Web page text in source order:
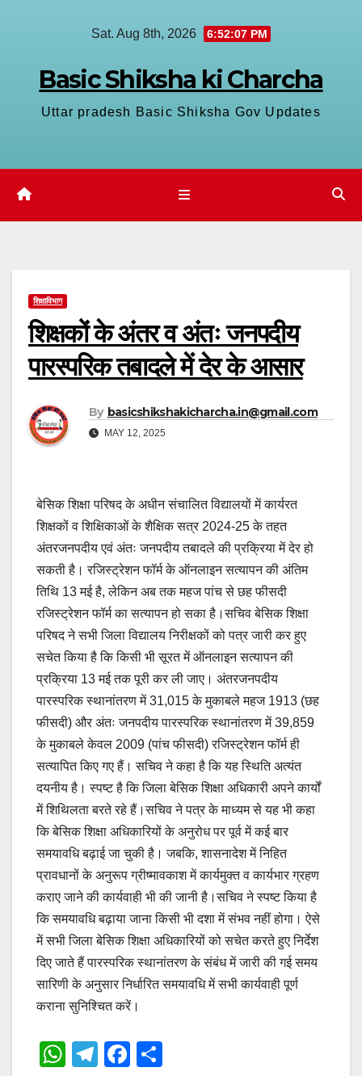
Sat. Aug 8th, 2026 6:52:08 PM
Basic Shiksha ki Charcha
Uttar pradesh Basic Shiksha Gov Updates
शिक्षाविभाग
शिक्षकों के अंतर व अंतः जनपदीय
पारस्परिक तबादले में देर के आसार
By basicshikshakicharcha.in@gmail.com
MAY 12, 2025
बेसिक शिक्षा परिषद के अधीन संचालित विद्यालयों में कार्यरत
शिक्षकों व शिक्षिकाओं के शैक्षिक सत्र 2024-25 के तहत
अंतरजनपदीय एवं अंतः जनपदीय तबादले की प्रक्रिया में देर हो
सकती है। रजिस्ट्रेशन फॉर्म के ऑनलाइन सत्यापन की अंतिम
तिथि 13 मई है, लेकिन अब तक महज पांच से छह फीसदी
रजिस्ट्रेशन फॉर्म का सत्यापन हो सका है।सचिव बेसिक शिक्षा
परिषद ने सभी जिला विद्यालय निरीक्षकों को पत्र जारी कर हुए
सचेत किया है कि किसी भी सूरत में ऑनलाइन सत्यापन की
प्रक्रिया 13 मई तक पूरी कर ली जाए। अंतरजनपदीय
पारस्परिक स्थानांतरण में 31,015 के मुकाबले महज 1913 (छह
फीसदी) और अंतः जनपदीय पारस्परिक स्थानांतरण में 39,859
के मुकाबले केवल 2009 (पांच फीसदी) रजिस्ट्रेशन फॉर्म ही
सत्यापित किए गए हैं। सचिव ने कहा है कि यह स्थिति अत्यंत
दयनीय है। स्पष्ट है कि जिला बेसिक शिक्षा अधिकारी अपने कार्यों
में शिथिलता बरते रहे हैं।सचिव ने पत्र के माध्यम से यह भी कहा
कि बेसिक शिक्षा अधिकारियों के अनुरोध पर पूर्व में कई बार
समयावधि बढ़ाई जा चुकी है। जबकि, शासनादेश में निहित
प्रावधानों के अनुरूप ग्रीष्मावकाश में कार्यमुक्त व कार्यभार ग्रहण
कराए जाने की कार्यवाही भी की जानी है।सचिव ने स्पष्ट किया है
कि समयावधि बढ़ाया जाना किसी भी दशा में संभव नहीं होगा। ऐसे
में सभी जिला बेसिक शिक्षा अधिकारियों को सचेत करते हुए निर्देश
दिए जाते हैं पारस्परिक स्थानांतरण के संबंध में जारी की गई समय
सारिणी के अनुसार निर्धारित समयावधि में सभी कार्यवाही पूर्ण
कराना सुनिश्चित करें।
W
T
F